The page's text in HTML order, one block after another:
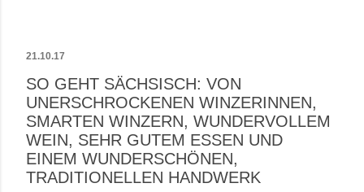
21.10.17
SO GEHT SÄCHSISCH: VON
UNERSCHROCKENEN WINZERINNEN,
SMARTEN WINZERN, WUNDERVOLLEM
WEIN, SEHR GUTEM ESSEN UND
EINEM WUNDERSCHÖNEN,
TRADITIONELLEN HANDWERK